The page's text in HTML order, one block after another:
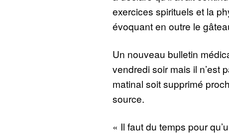
exercices spirituels et la
évoquant en outre le
Un nouveau bulletin
vendredi soir mais il n’est
matinal soit supprimé
source.
« Il faut du temps pour